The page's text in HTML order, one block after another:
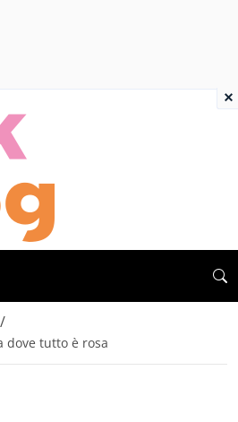
/
dove tutto è rosa
×